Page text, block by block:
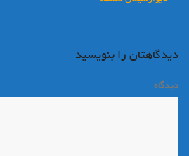
دیدگاهتان را بنویسید
دیدگاه